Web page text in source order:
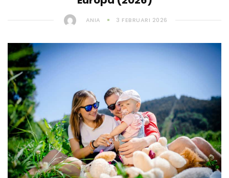
ANIA 3 FEBRUARI 2026